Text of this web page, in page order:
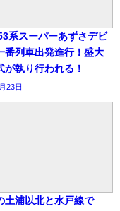
系スーパーあずさデビ
番列車出発進行！盛大
が執り行われる！
23日
土浦以北と水戸線で